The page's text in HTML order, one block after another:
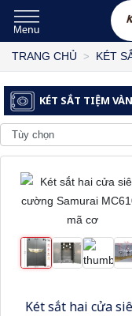
TRANG CHỦ KÉT
KÉT SẮT TIỆM
Két sắt hai cửa